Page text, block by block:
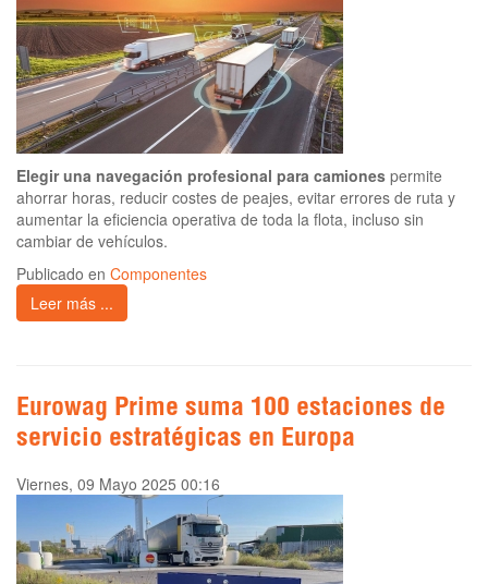
Elegir una navegación profesional para camiones permite
ahorrar horas, reducir costes de peajes, evitar errores de ruta y
aumentar la eficiencia operativa de toda la flota, incluso sin
cambiar de vehículos.
Publicado en Componentes
Leer más ...
Eurowag Prime suma 100 estaciones de
servicio estratégicas en Europa
Viernes, 09 Mayo 2025 00:16